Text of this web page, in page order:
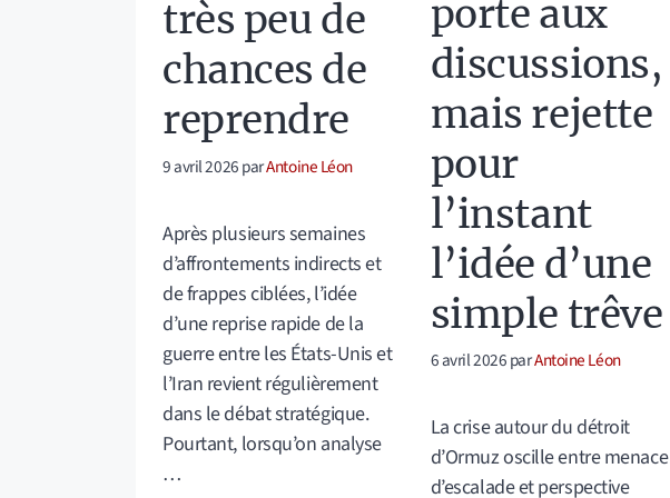
très peu de
chances de
reprendre
9 avril 2026parAntoine Léon
Après plusieurs semaines
d’affrontements indirects et
de frappes ciblées, l’idée
d’une reprise rapide de la
guerre entre les États-Unis et
l’Iran revient régulièrement
dans le débat stratégique.
Pourtant, lorsqu’on analyse
…
porte aux
discussions,
mais rejette
pour
l’instant
l’idée d’une
simple trêve
6 avril 2026parAntoine Léon
La crise autour du détroit
d’Ormuz oscille entre menace
d’escalade et perspective